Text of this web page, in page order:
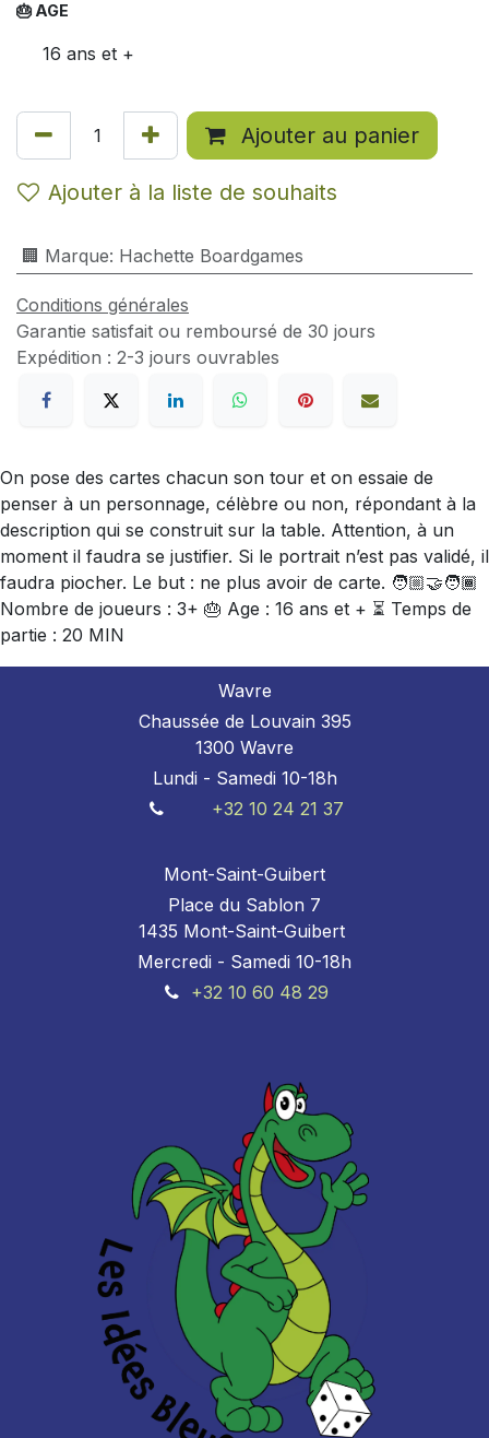
🎂 AGE
16 ans et +
Ajouter au panier
Ajouter à la liste de souhaits
🏢 Marque: Hachette Boardgames
Conditions générales
Garantie satisfait ou remboursé de 30 jours
Expédition : 2-3 jours ouvrables
On pose des cartes chacun son tour et on essaie de
penser à un personnage, célèbre ou non, répondant à la
description qui se construit sur la table. Attention, à un
moment il faudra se justifier. Si le portrait n’est pas validé, il
faudra piocher. Le but : ne plus avoir de carte. 🧑🏼‍🤝‍🧑🏾
Nombre de joueurs : 3+ 🎂 Age : 16 ans et + ⏳ Temps de
partie : 20 MIN
Wavre
Chaussée de Louvain 395
1300 Wavre
Lundi - Samedi 10-18h
+32 10 24 21 37
Mont-Saint-Guibert
Place du Sablon 7
1435 Mont-Saint-Guibert
Mercredi - Samedi 10-18h
+32 10 60 48 29